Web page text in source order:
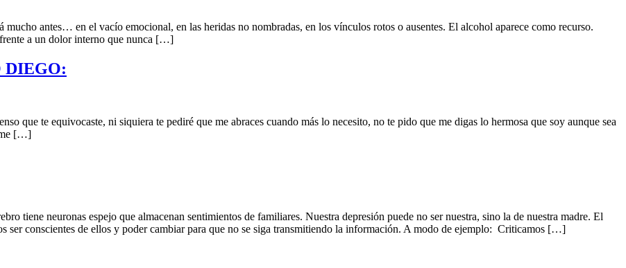
antes… en el vacío emocional, en las heridas no nombradas, en los vínculos rotos o ausentes. El alcohol aparece como recurso.
a un dolor interno que nunca […]
DIEGO:
que te equivocaste, ni siquiera te pediré que me abraces cuando más lo necesito, no te pido que me digas lo hermosa que soy aunque sea
me […]
tiene neuronas espejo que almacenan sentimientos de familiares. Nuestra depresión puede no ser nuestra, sino la de nuestra madre. El
ser conscientes de ellos y poder cambiar para que no se siga transmitiendo la información. A modo de ejemplo: Criticamos […]